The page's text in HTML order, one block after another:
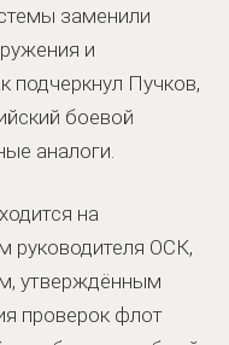
заменили
и
подчеркнул Пучков,
боевой
аналоги.
на
руководителя ОСК,
утверждённым
проверок флот